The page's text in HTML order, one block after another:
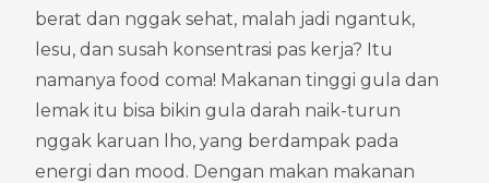
berat dan nggak sehat, malah jadi ngantuk,
lesu, dan susah konsentrasi pas kerja? Itu
namanya food coma! Makanan tinggi gula dan
lemak itu bisa bikin gula darah naik-turun
nggak karuan lho, yang berdampak pada
energi dan mood. Dengan makan makanan